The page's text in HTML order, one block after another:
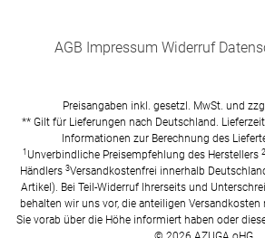
AGB Impressum Widerruf
Preisangaben inkl. gesetzl. MwSt. und
** Gilt für Lieferungen nach Deutschland.
Informationen zur Berechnung des
1 Unverbindliche Preisempfehlung des Herstellers 2
Händlers 3Versandkostenfrei innerhalb
Artikel). Bei Teil-Widerruf Ihrerseits und
behalten wir uns vor, die anteiligen
Sie vorab über die Höhe informiert haben oder